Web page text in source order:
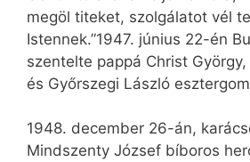
megöl titeket, szolgálatot vél
Istennek.”1947. június 22-én
szentelte pappá Christ
és Győrszegi László
1948. december 26-án,
Mindszenty József bíboros